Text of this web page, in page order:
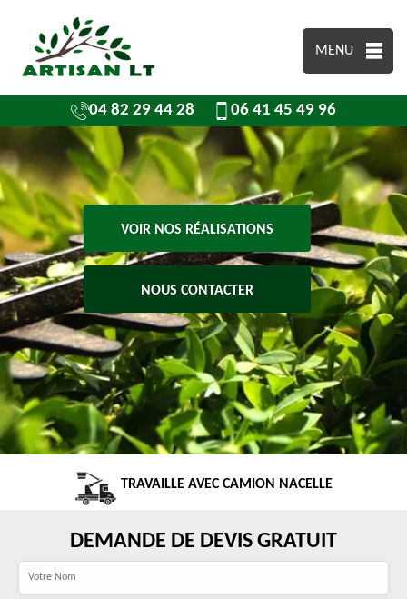
MENU
04 82 29 44 28 06 41 45 49 96
VOIR NOS RÉALISATIONS
NOUS CONTACTER
TRAVAILLE AVEC CAMION NACELLE
DEMANDE DE DEVIS GRATUIT